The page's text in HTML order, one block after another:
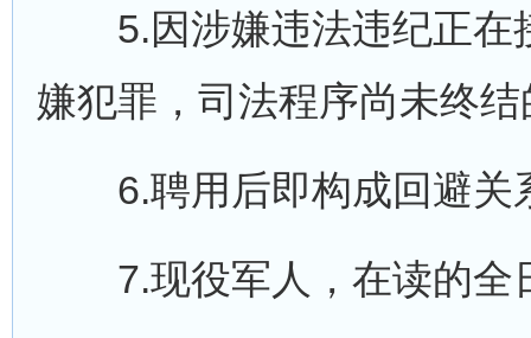
5.因涉嫌违法违纪正在
嫌犯罪，司法程序尚未终结
6.聘用后即构成回避关
7.现役军人，在读的全